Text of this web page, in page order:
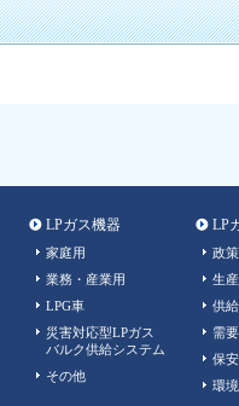
LPガス機器
家庭用
業務・産業用
LPG車
災害対応型LPガス
バルク供給システム
その他
LP
政
生産
供給
需要
保安
環境